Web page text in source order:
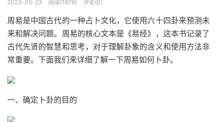
2023-05-23 阅读(1676) 评论(0)
周易是中国古代的一种占卜文化，它使用六十四卦来预测未
来和解决问题。周易的核心文本是《易经》，这本书记录了
古代先贤的智慧和思考，对于理解卦象的含义和使用方法非
常重要。下面我们来详细了解一下周易如何卜卦。
一、确定卜卦的目的